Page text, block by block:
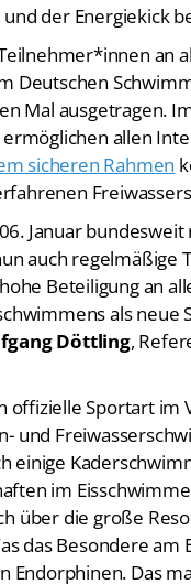
an
Deutschen
Mal ausgetragen.
allen
sicheren Rahmen
Januar bundesweit
auch regelmäßige
Beteiligung an
als neue
Döttling,
Sportart im
und
einige
im
über die große
das Besondere am
Das
Burghausen.